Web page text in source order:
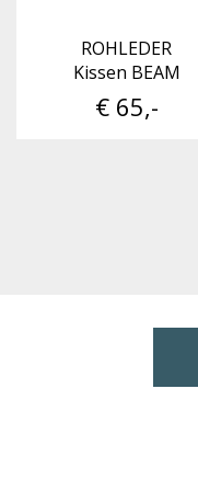
ROHLEDER
Kissen BEAM
€ 65,-